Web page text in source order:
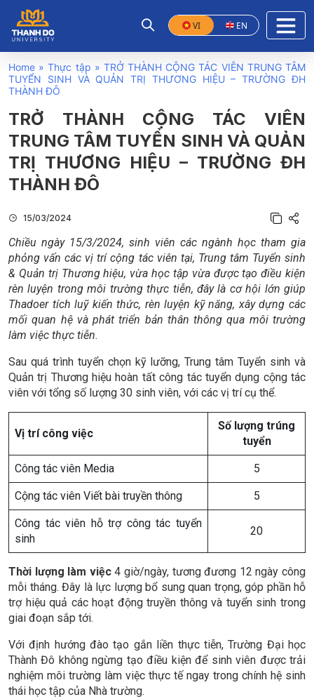
VI EN
Home »Thực tập » TRỞ THÀNH CỘNG TÁC VIÊN TRUNG TÂM
TUYỂN SINH VÀ QUẢN TRỊ THƯƠNG HIỆU – TRƯỜNG ĐH
THÀNH ĐÔ
TRỞ THÀNH CỘNG TÁC VIÊN
TRUNG TÂM TUYỂN SINH VÀ QUẢN
TRỊ THƯƠNG HIỆU – TRƯỜNG ĐH
THÀNH ĐÔ
15/03/2024
Chiều ngày 15/3/2024, sinh viên các ngành học tham gia
phỏng vấn các vị trí cộng tác viên tại, Trung tâm Tuyển sinh
& Quản trị Thương hiệu, vừa học tập vừa được tạo điều kiện
rèn luyện trong môi trường thực tiễn, đây là cơ hội lớn giúp
Thadoer tích luỹ kiến thức, rèn luyện kỹ năng, xây dựng các
mối quan hệ và phát triển bản thân thông qua môi trường
làm việc thực tiễn.
Sau quá trình tuyển chọn kỹ lưỡng, Trung tâm Tuyển sinh và
Quản trị Thương hiệu hoàn tất công tác tuyển dụng cộng tác
viên với tổng số lượng 30 sinh viên, với các vị trí cụ thể.
Vị trí công việc
Số lượng trúng
tuyển
Công tác viên Media 5
Cộng tác viên Viết bài truyền thông 5
Công tác viên hỗ trợ công tác tuyển
sinh
20
Thời lượng làm việc4 giờ/ngày, tương đương 12 ngày công
mỗi tháng. Đây là lực lượng bổ sung quan trọng, góp phần hỗ
trợ hiệu quả các hoạt động truyền thông và tuyển sinh trong
giai đoạn sắp tới.
Với định hướng đào tạo gắn liền thực tiễn, Trường Đại học
Thành Đô không ngừng tạo điều kiện để sinh viên được trải
nghiệm môi trường làm việc thực tế ngay trong chính hệ sinh
thái học tập của Nhà trường.